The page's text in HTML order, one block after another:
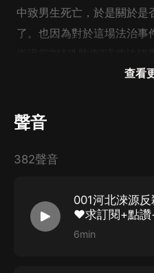
中致男生死亡，於是關於是
了。也因為對於這場法治事
查看
聲音
382聲音
001河北淶源
♥求訂閱+點讚
我)
6min